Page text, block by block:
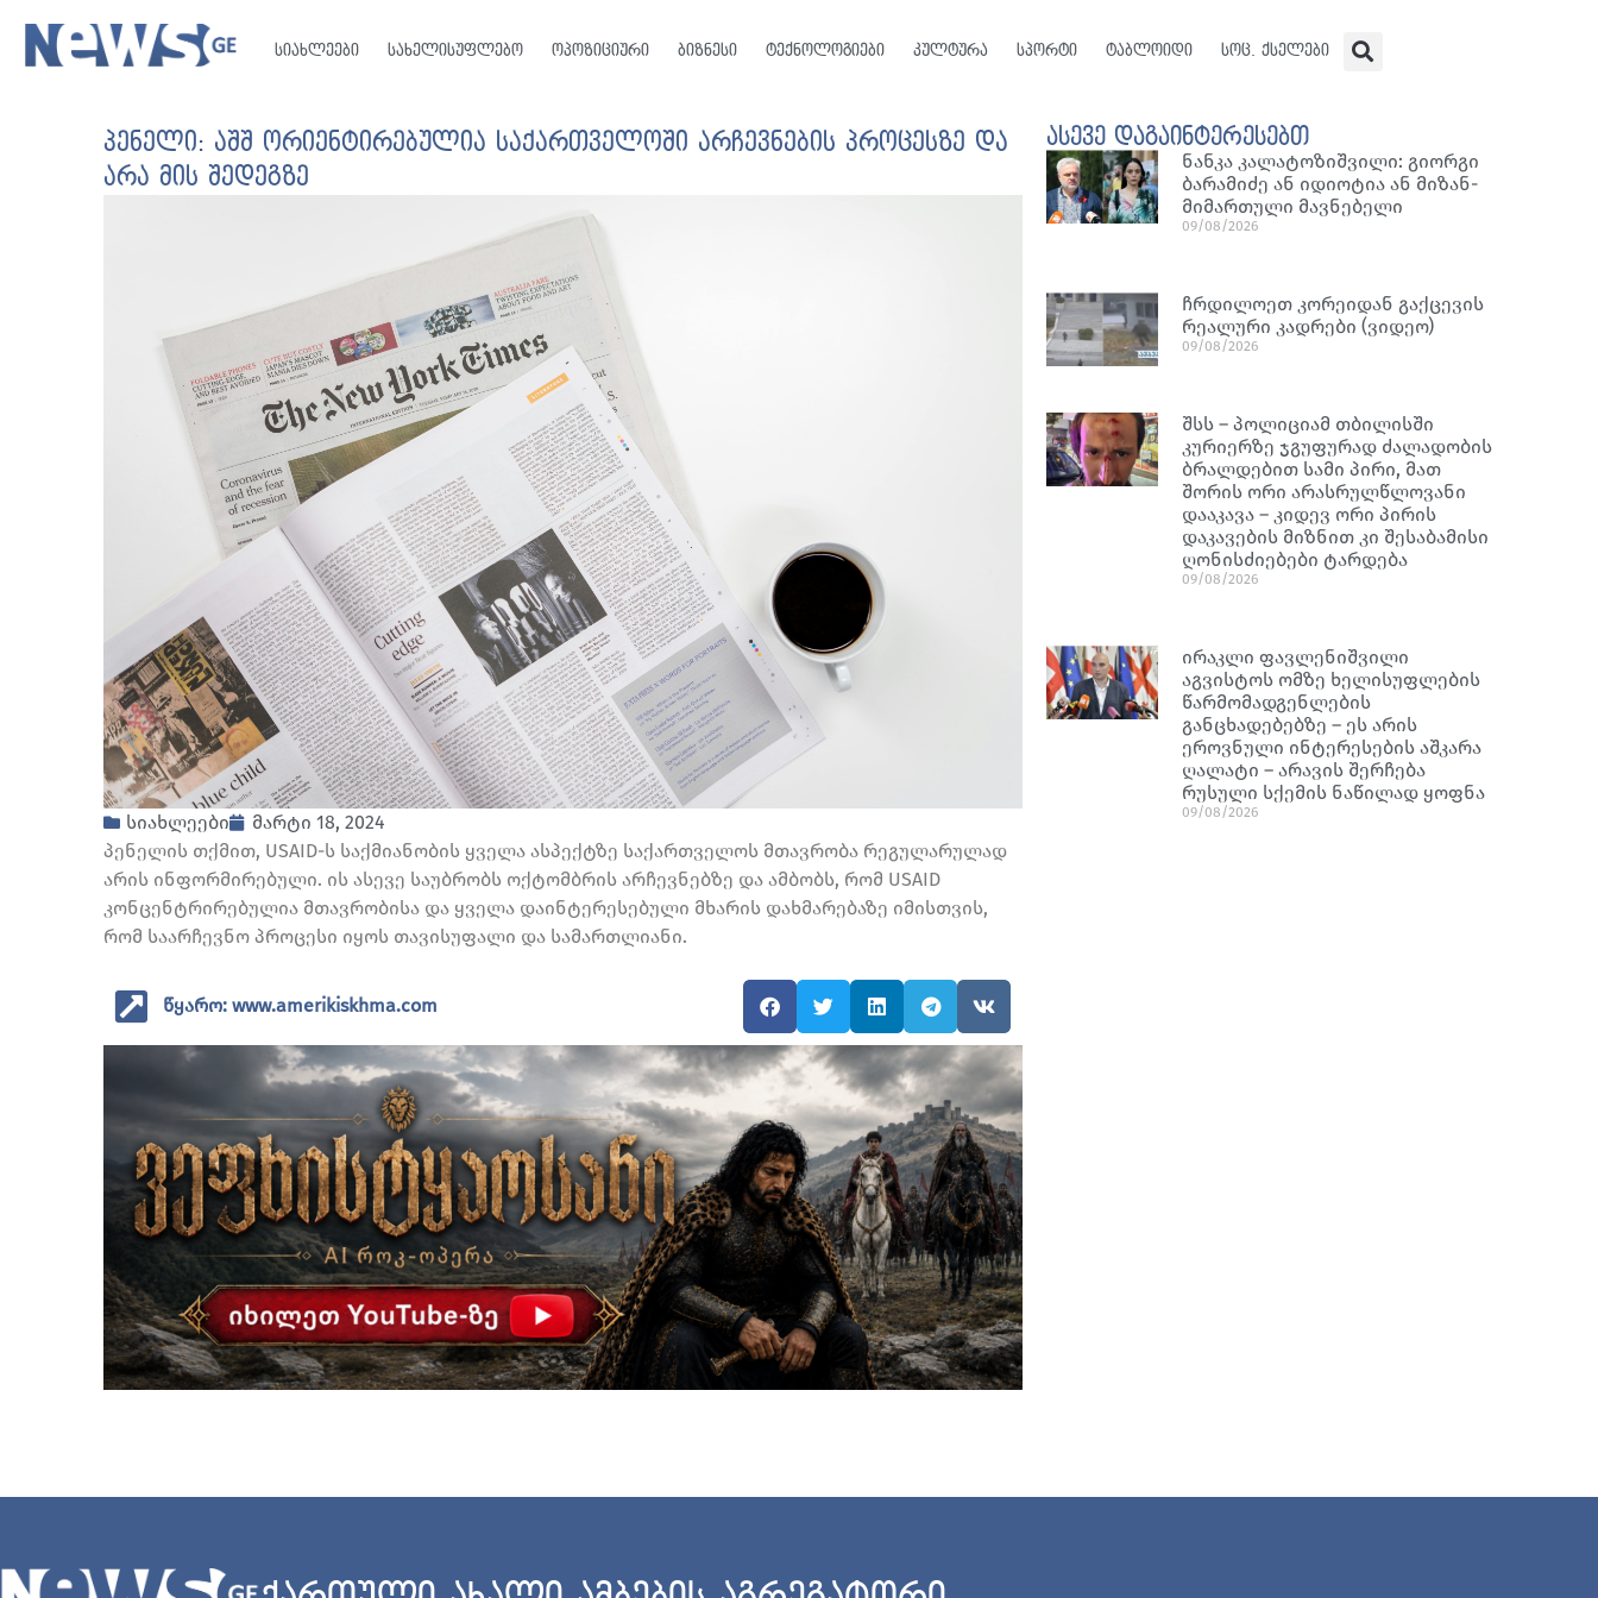
სიახლეები სახელისუფლებო ოპოზიციური ბიზნესი ტექნოლოგიები კულტურა სპორტი ტაბლოიდი სოც. ქსელები
პენელი: აშშ ორიენტირებულია საქართველოში არჩევნების პროცესზე და
არა მის შედეგზე
სიახლეები
მარტი 18, 2024
პენელის თქმით, USAID-ს საქმიანობის ყველა ასპექტზე საქართველოს მთავრობა რეგულარულად
არის ინფორმირებული. ის ასევე საუბრობს ოქტომბრის არჩევნებზე და ამბობს, რომ USAID
კონცენტრირებულია მთავრობისა და ყველა დაინტერესებული მხარის დახმარებაზე იმისთვის,
რომ საარჩევნო პროცესი იყოს თავისუფალი და სამართლიანი.
წყარო: www.amerikiskhma.com
ასევე დაგაინტერესებთ
ნან­კა კა­ლა­ტო­ზიშ­ვი­ლი: გი­ორ­გი
ბა­რა­მი­ძე ან იდი­ო­ტია ან მი­ზან­
მი­მარ­თუ­ლი მავ­ნე­ბე­ლი
09/08/2026
ჩრდილოეთ კორეიდან გაქცევის
რეალური კადრები (ვიდეო)
09/08/2026
შსს – პოლიციამ თბილისში
კურიერზე ჯგუფურად ძალადობის
ბრალდებით სამი პირი, მათ
შორის ორი არასრულწლოვანი
დააკავა – კიდევ ორი პირის
დაკავების მიზნით კი შესაბამისი
ღონისძიებები ტარდება
09/08/2026
ირაკლი ფავლენიშვილი
აგვისტოს ომზე ხელისუფლების
წარმომადგენლების
განცხადებებზე – ეს არის
ეროვნული ინტერესების აშკარა
ღალატი – არავის შერჩება
რუსული სქემის ნაწილად ყოფნა
09/08/2026